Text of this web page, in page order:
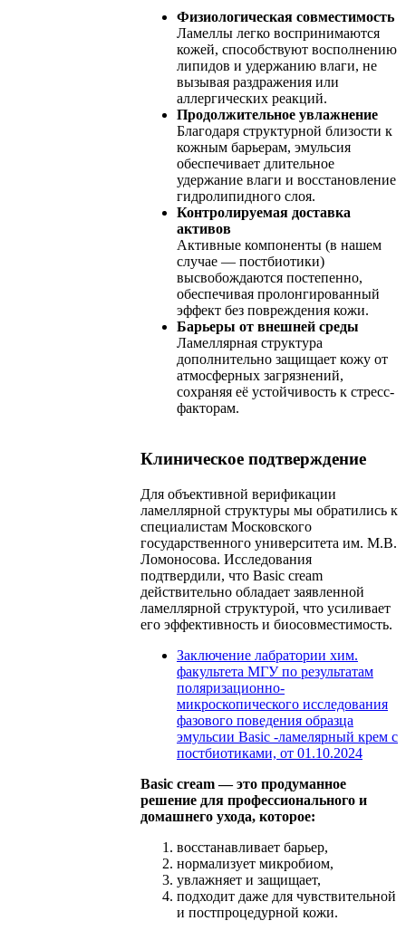
Физиологическая совместимость
Ламеллы легко воспринимаются
кожей, способствуют восполнению
липидов и удержанию влаги, не
вызывая раздражения или
аллергических реакций.
Продолжительное увлажнение
Благодаря структурной близости к
кожным барьерам, эмульсия
обеспечивает длительное
удержание влаги и восстановление
гидролипидного слоя.
Контролируемая доставка
активов
Активные компоненты (в нашем
случае — постбиотики)
высвобождаются постепенно,
обеспечивая пролонгированный
эффект без повреждения кожи.
Барьеры от внешней среды
Ламеллярная структура
дополнительно защищает кожу от
атмосферных загрязнений,
сохраняя её устойчивость к стресс-
факторам.
Клиническое подтверждение
Для объективной верификации
ламеллярной структуры мы обратились к
специалистам Московского
государственного университета им. М.В.
Ломоносова. Исследования
подтвердили, что Basic cream
действительно обладает заявленной
ламеллярной структурой, что усиливает
его эффективность и биосовместимость.
Заключение лабратории хим.
факультета МГУ по результатам
поляризационно-
микроскопического исследования
фазового поведения образца
эмульсии Basic -ламелярный крем с
постбиотиками, от 01.10.2024
Basic cream — это продуманное
решение для профессионального и
домашнего ухода, которое:
восстанавливает барьер,
нормализует микробиом,
увлажняет и защищает,
подходит даже для чувствительной
и постпроцедурной кожи.